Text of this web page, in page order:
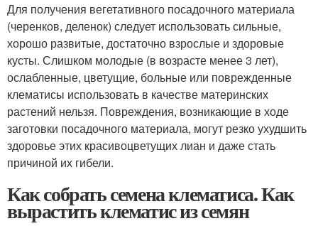
Для получения вегетативного посадочного материала
(черенков, деленок) следует использовать сильные,
хорошо развитые, достаточно взрослые и здоровые
кусты. Слишком молодые (в возрасте менее 3 лет),
ослабленные, цветущие, больные или поврежденные
клематисы использовать в качестве материнских
растений нельзя. Повреждения, возникающие в ходе
заготовки посадочного материала, могут резко ухудшить
здоровье этих красивоцветущих лиан и даже стать
причиной их гибели.
Как собрать семена клематиса. Как
вырастить клематис из семян